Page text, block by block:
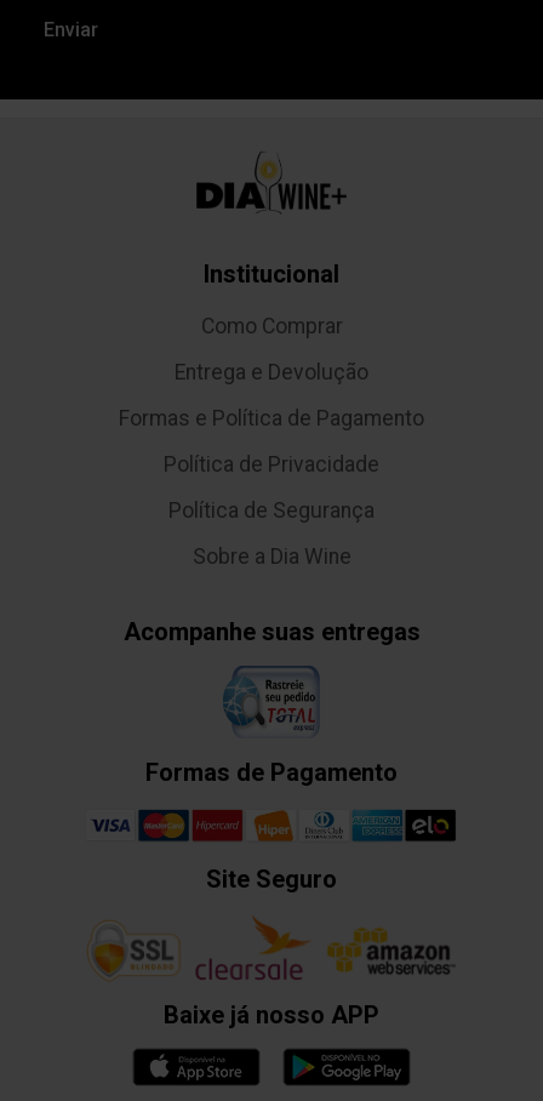
Institucional
Como Comprar
Entrega e Devolução
Formas e Política de Pagamento
Política de Privacidade
Política de Segurança
Sobre a Dia Wine
Acompanhe suas entregas
Formas de Pagamento
Site Seguro
Baixe já nosso APP